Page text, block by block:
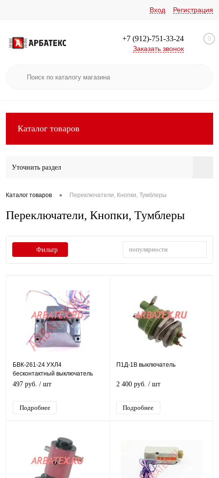
Вход Регистрация
+7 (912)-751-33-24
Заказать звонок
0
Каталог товаров
Уточнить раздел
Каталог товаров • Переключатели, Кнопки, Тумблеры
Переключатели, Кнопки, Тумблеры
Фильтр популярности
БВК-261-24 УХЛ4
бесконтактный выключатель
497 руб. / шт
Подробнее
П1Д-1В выключатель
2 400 руб. / шт
Подробнее